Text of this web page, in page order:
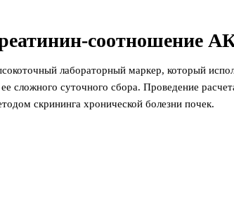
соотношение
лабораторный маркер, который
сложного суточного сбора. Проведение
скрининга хронической болезни почек.